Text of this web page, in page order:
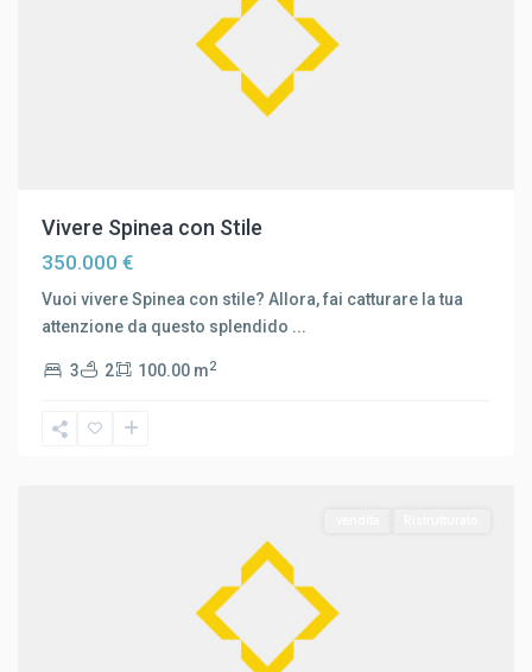
Vivere Spinea con Stile
350.000 €
Vuoi vivere Spinea con stile? Allora, fai catturare la tua
attenzione da questo splendido ...
3 2 100.00 m2
Mestre,